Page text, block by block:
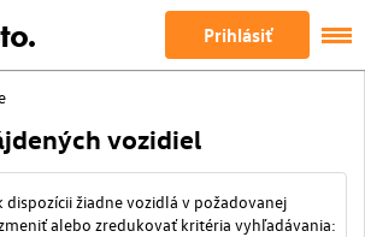
Prihlásiť
vozidiel
žiadne vozidlá v požadovanej
alebo zredukovať kritéria vyhľadávania: